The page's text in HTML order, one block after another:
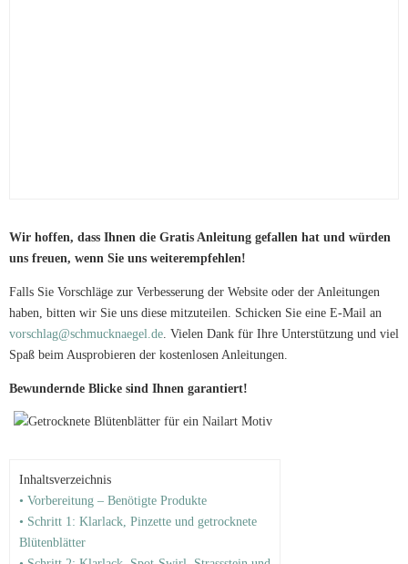
Wir hoffen, dass Ihnen die Gratis Anleitung gefallen hat und würden
uns freuen, wenn Sie uns weiterempfehlen!
Falls Sie Vorschläge zur Verbesserung der Website oder der Anleitungen
haben, bitten wir Sie uns diese mitzuteilen. Schicken Sie eine E-Mail an
vorschlag@schmucknaegel.de. Vielen Dank für Ihre Unterstützung und viel
Spaß beim Ausprobieren der kostenlosen Anleitungen.
Bewundernde Blicke sind Ihnen garantiert!
Inhaltsverzeichnis
• Vorbereitung – Benötigte Produkte
• Schritt 1: Klarlack, Pinzette und getrocknete
Blütenblätter